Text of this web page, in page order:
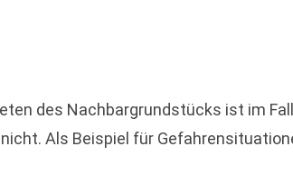
des Nachbargrundstücks ist im
Als Beispiel für